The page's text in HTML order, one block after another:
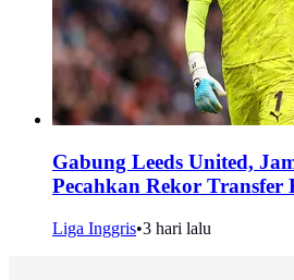
Gabung Leeds United,
Pecahkan Rekor Transfer
Liga Inggris•3 hari lalu